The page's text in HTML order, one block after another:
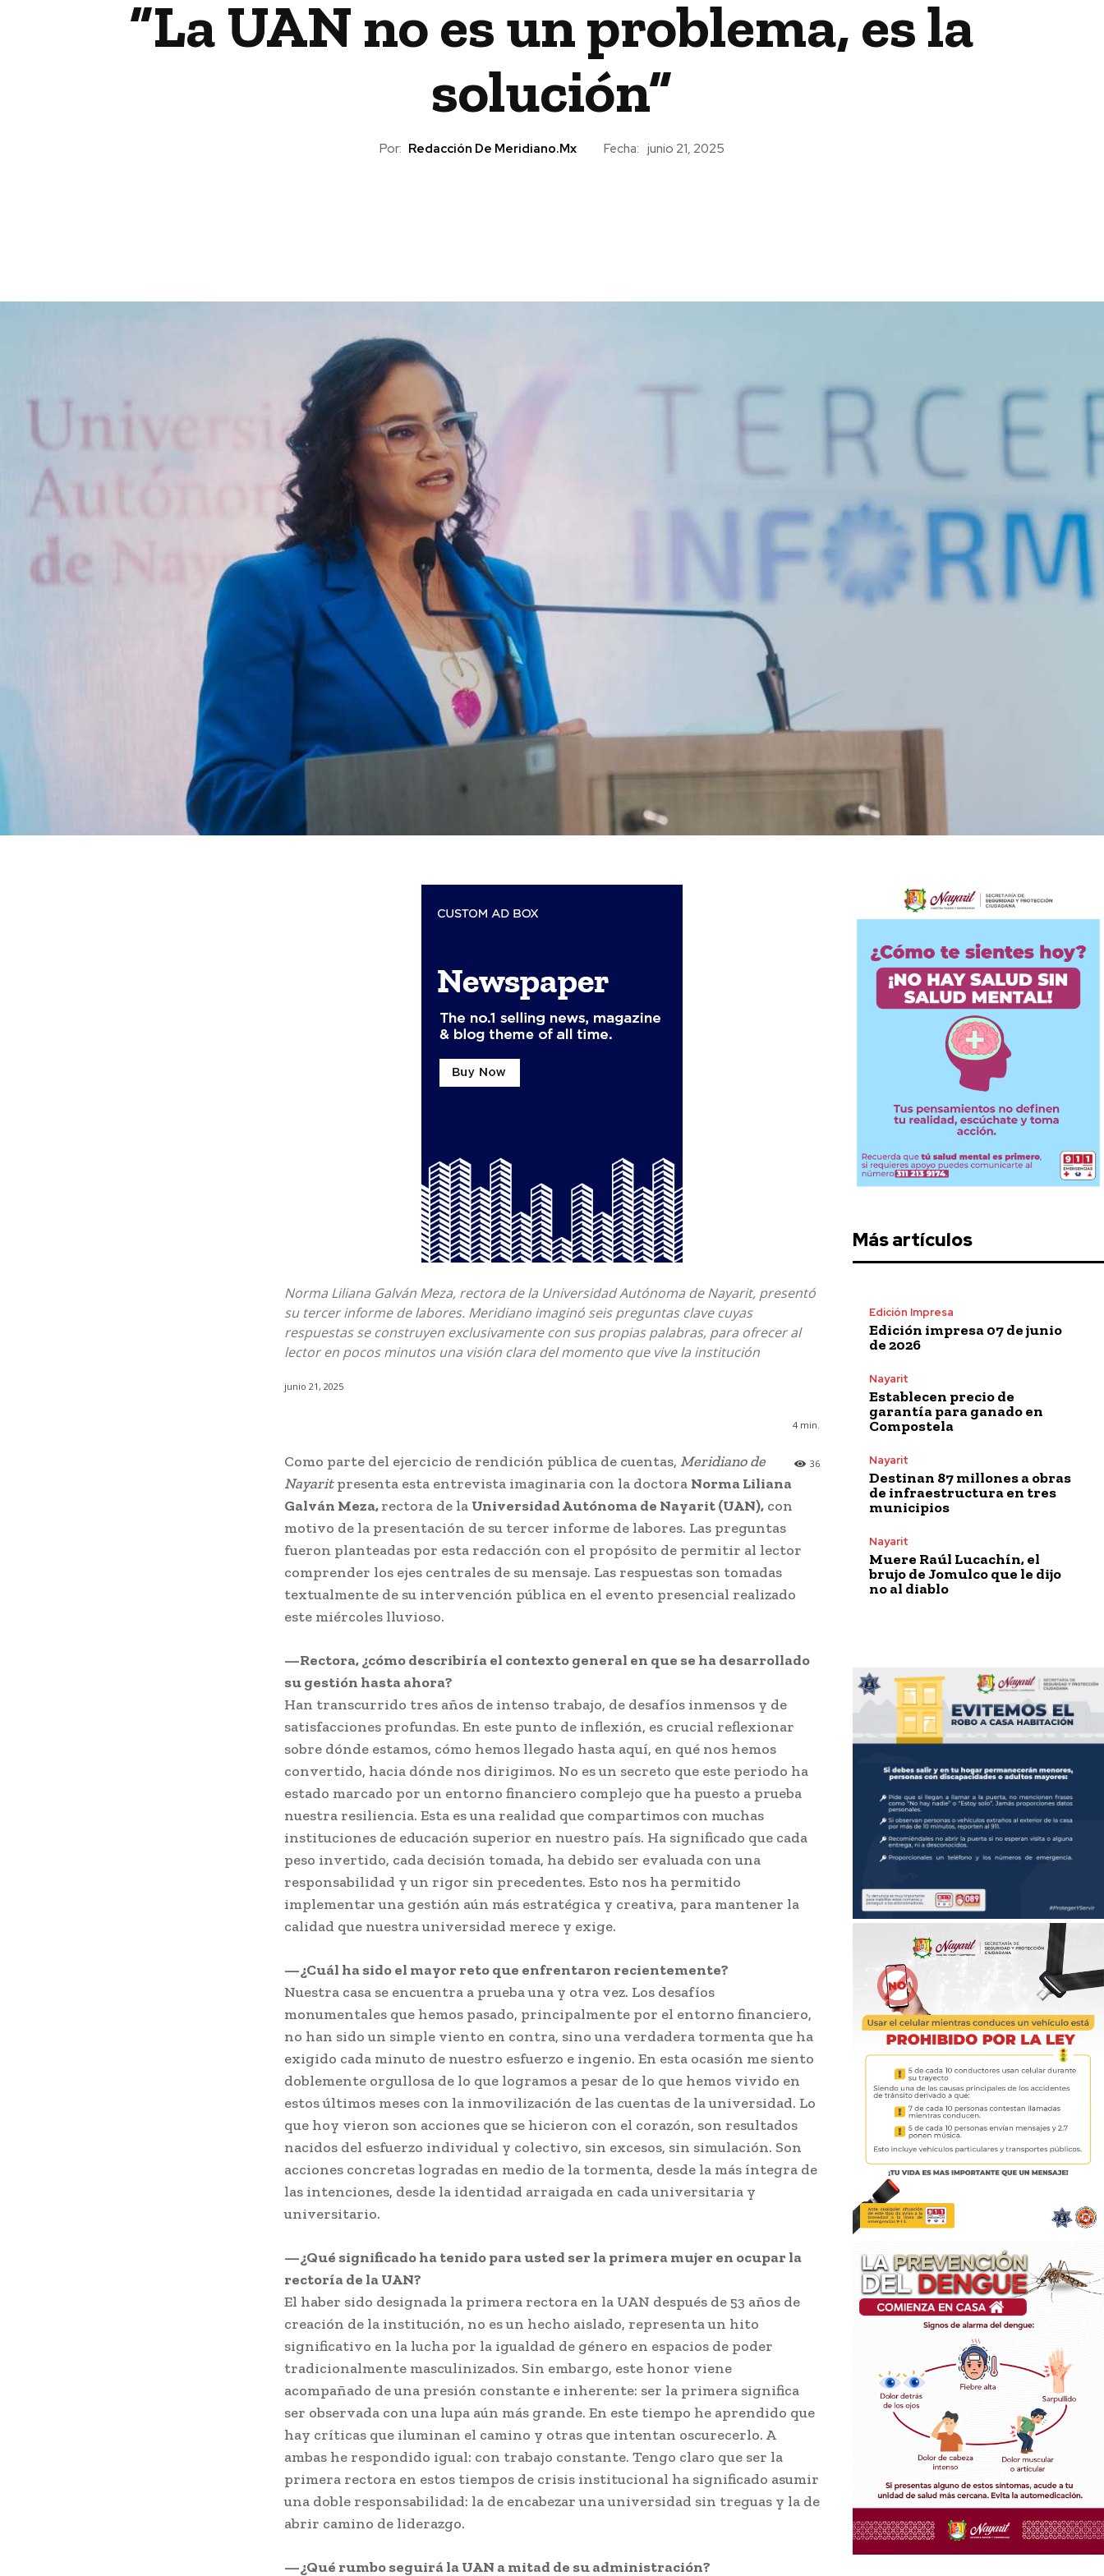
“La UAN no es un problema, es la
solución”
Por: Redacción De Meridiano.mx Fecha: junio 21, 2025
Norma Liliana Galván Meza, rectora de la Universidad Autónoma de Nayarit, presentó
su tercer informe de labores. Meridiano imaginó seis preguntas clave cuyas
respuestas se construyen exclusivamente con sus propias palabras, para ofrecer al
lector en pocos minutos una visión clara del momento que vive la institución
junio 21, 2025
4 min.
36
Como parte del ejercicio de rendición pública de cuentas, Meridiano de
Nayaritpresenta esta entrevista imaginaria con la doctora Norma Liliana
Galván Meza,rectora de la Universidad Autónoma de Nayarit (UAN), con
motivo de la presentación de su tercer informe de labores. Las preguntas
fueron planteadas por esta redacción con el propósito de permitir al lector
comprender los ejes centrales de su mensaje. Las respuestas son tomadas
textualmente de su intervención pública en el evento presencial realizado
este miércoles lluvioso.
—Rectora, ¿cómo describiría el contexto general en que se ha desarrollado
su gestión hasta ahora?
Han transcurrido tres años de intenso trabajo, de desafíos inmensos y de
satisfacciones profundas. En este punto de inflexión, es crucial reflexionar
sobre dónde estamos, cómo hemos llegado hasta aquí, en qué nos hemos
convertido, hacia dónde nos dirigimos. No es un secreto que este periodo ha
estado marcado por un entorno financiero complejo que ha puesto a prueba
nuestra resiliencia. Esta es una realidad que compartimos con muchas
instituciones de educación superior en nuestro país. Ha significado que cada
peso invertido, cada decisión tomada, ha debido ser evaluada con una
responsabilidad y un rigor sin precedentes. Esto nos ha permitido
implementar una gestión aún más estratégica y creativa, para mantener la
calidad que nuestra universidad merece y exige.
—¿Cuál ha sido el mayor reto que enfrentaron recientemente?
Nuestra casa se encuentra a prueba una y otra vez. Los desafíos
monumentales que hemos pasado, principalmente por el entorno financiero,
no han sido un simple viento en contra, sino una verdadera tormenta que ha
exigido cada minuto de nuestro esfuerzo e ingenio. En esta ocasión me siento
doblemente orgullosa de lo que logramos a pesar de lo que hemos vivido en
estos últimos meses con la inmovilización de las cuentas de la universidad. Lo
que hoy vieron son acciones que se hicieron con el corazón, son resultados
nacidos del esfuerzo individual y colectivo, sin excesos, sin simulación. Son
acciones concretas logradas en medio de la tormenta, desde la más íntegra de
las intenciones, desde la identidad arraigada en cada universitaria y
universitario.
—¿Qué significado ha tenido para usted ser la primera mujer en ocupar la
rectoría de la UAN?
El haber sido designada la primera rectora en la UAN después de 53 años de
creación de la institución, no es un hecho aislado, representa un hito
significativo en la lucha por la igualdad de género en espacios de poder
tradicionalmente masculinizados. Sin embargo, este honor viene
acompañado de una presión constante e inherente: ser la primera significa
ser observada con una lupa aún más grande. En este tiempo he aprendido que
hay críticas que iluminan el camino y otras que intentan oscurecerlo. A
ambas he respondido igual: con trabajo constante. Tengo claro que ser la
primera rectora en estos tiempos de crisis institucional ha significado asumir
una doble responsabilidad: la de encabezar una universidad sin treguas y la de
abrir camino de liderazgo.
—¿Qué rumbo seguirá la UAN a mitad de su administración?
Más artículos
Edición Impresa
Edición impresa 07 de junio
de 2026
Nayarit
Establecen precio de
garantía para ganado en
Compostela
Nayarit
Destinan 87 millones a obras
de infraestructura en tres
municipios
Nayarit
Muere Raúl Lucachín, el
brujo de Jomulco que le dijo
no al diablo